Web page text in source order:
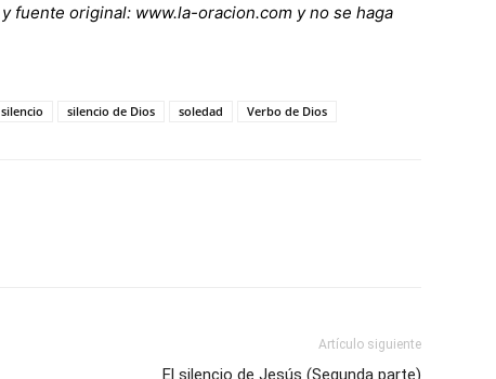
fuente original: www.la-oracion.com y no se haga
silencio silencio de Dios soledad Verbo de Dios
Artículo siguiente
El silencio de Jesús (Segunda parte)